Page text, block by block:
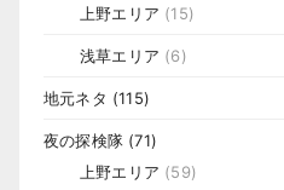
上野エリア (15)
浅草エリア (6)
地元ネタ (115)
夜の探検隊 (71)
上野エリア (59)